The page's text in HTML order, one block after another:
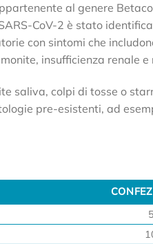
al genere
CoV-2 è stato
con sintomi che
insufficienza renale e
saliva, colpi di tosse o
pre-esistenti, ad